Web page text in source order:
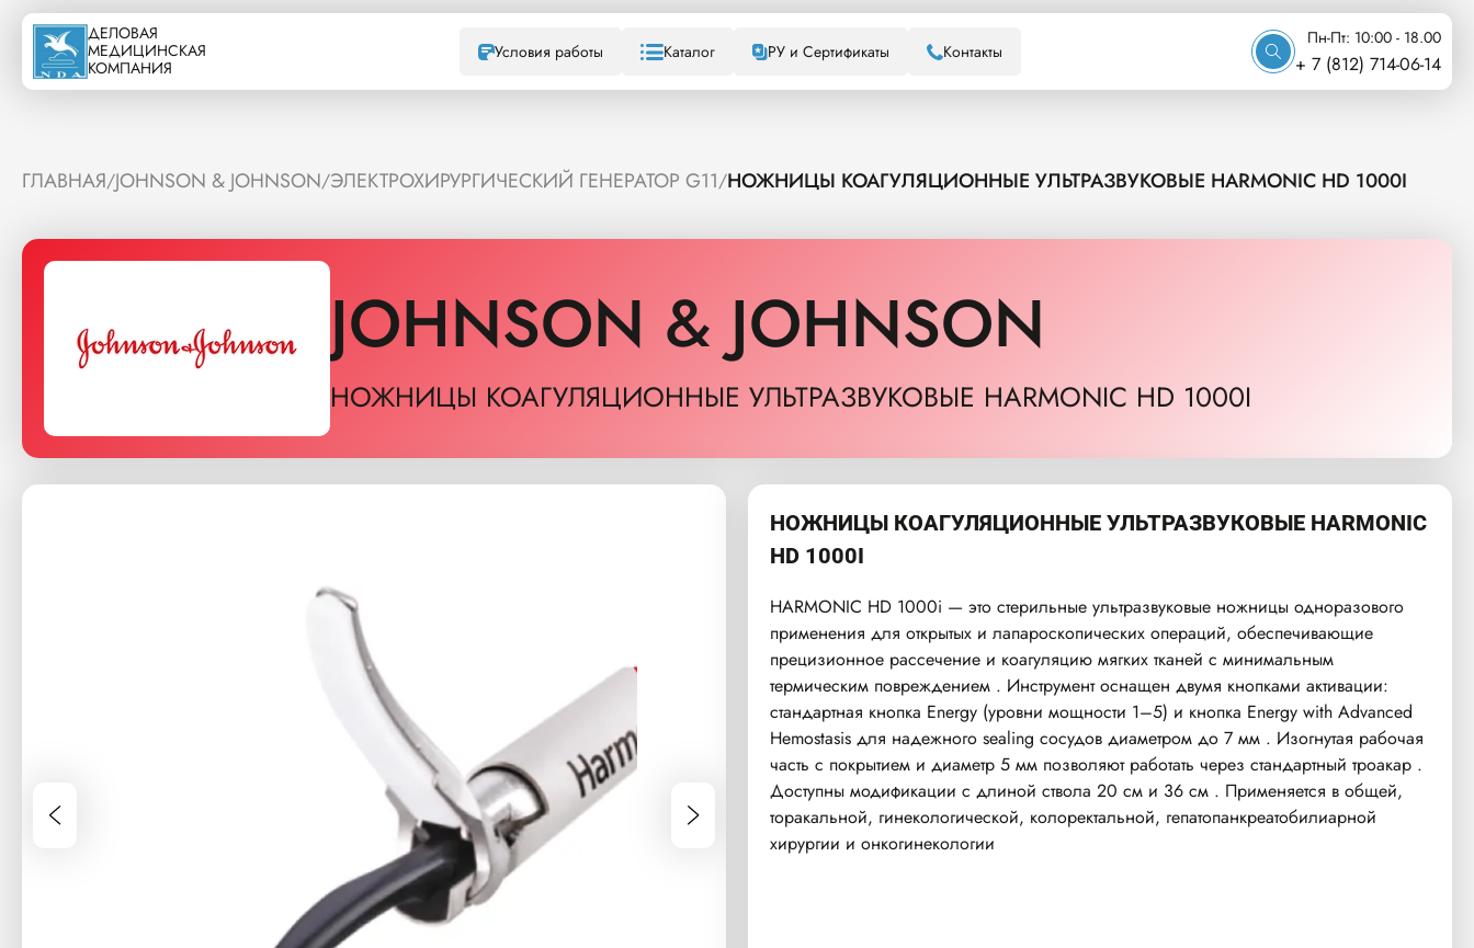
ДЕЛОВАЯ
МЕДИЦИНСКАЯ
КОМПАНИЯ
Условия работы Каталог РУ и Сертификаты Контакты
Пн-Пт: 10:00 - 18.00
+ 7 (812) 714-06-14
ГЛАВНАЯ/JOHNSON & JOHNSON/ЭЛЕКТРОХИРУРГИЧЕСКИЙ ГЕНЕРАТОР G11/НОЖНИЦЫ КОАГУЛЯЦИОННЫЕ УЛЬТРАЗВУКОВЫЕ HARMONIC HD 1000I
JOHNSON & JOHNSON
НОЖНИЦЫ КОАГУЛЯЦИОННЫЕ УЛЬТРАЗВУКОВЫЕ HARMONIC HD 1000I
НОЖНИЦЫ КОАГУЛЯЦИОННЫЕ УЛЬТРАЗВУКОВЫЕ HARMONIC
HD 1000I
HARMONIC HD 1000i — это стерильные ультразвуковые ножницы одноразового
применения для открытых и лапароскопических операций, обеспечивающие
прецизионное рассечение и коагуляцию мягких тканей с минимальным
термическим повреждением . Инструмент оснащен двумя кнопками активации:
стандартная кнопка Energy (уровни мощности 1–5) и кнопка Energy with Advanced
Hemostasis для надежного sealing сосудов диаметром до 7 мм . Изогнутая рабочая
часть с покрытием и диаметр 5 мм позволяют работать через стандартный троакар .
Доступны модификации с длиной ствола 20 см и 36 см . Применяется в общей,
торакальной, гинекологической, колоректальной, гепатопанкреатобилиарной
хирургии и онкогинекологии